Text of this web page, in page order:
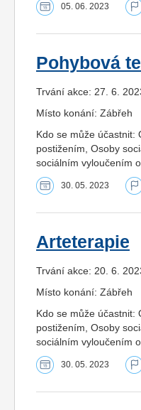
05. 06. 2023
Pohybová
Trvání akce: 27. 6.
Místo konání: Zábřeh
Kdo se může účastnit:
postižením, Osoby
sociálním vyloučením
30. 05. 2023
Arteterapie
Trvání akce: 20. 6.
Místo konání: Zábřeh
Kdo se může účastnit:
postižením, Osoby
sociálním vyloučením
30. 05. 2023